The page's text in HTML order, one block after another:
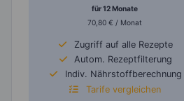
für 12 Monate
70,80 € / Monat
Zugriff auf alle Rezepte
Autom. Rezeptfilterung
Indiv. Nährstoffberechnung
Tarife vergleichen